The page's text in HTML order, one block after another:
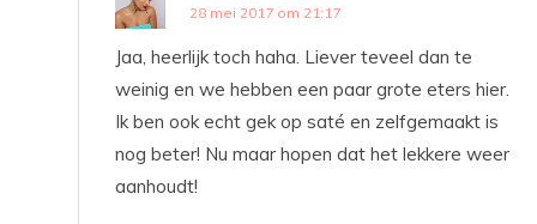
28 mei 2017 om 21:17
Jaa, heerlijk toch haha. Liever teveel dan te
weinig en we hebben een paar grote eters hier.
Ik ben ook echt gek op saté en zelfgemaakt is
nog beter! Nu maar hopen dat het lekkere weer
aanhoudt!